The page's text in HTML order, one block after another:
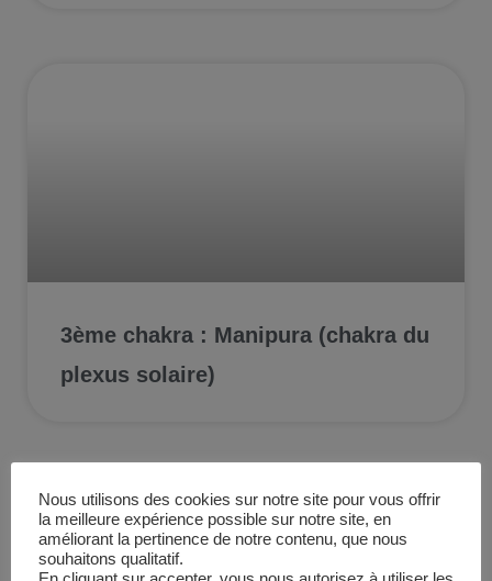
3ème chakra : Manipura (chakra du
plexus solaire)
Actualités bien-être
Nous utilisons des cookies sur notre site pour vous offrir
la meilleure expérience possible sur notre site, en
améliorant la pertinence de notre contenu, que nous
souhaitons qualitatif.